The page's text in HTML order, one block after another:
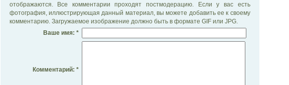
отображаются. Все комментарии проходят постмодерацию. Если у вас есть
фотография, иллюстрирующая данный материал, вы можете добавить ее к своему
комментарию. Загружаемое изображение должно быть в формате GIF или JPG.
Ваше имя: *
Комментарий: *